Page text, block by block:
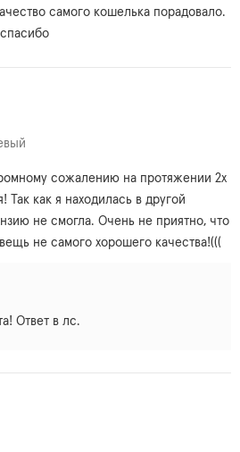
самого кошелька порадовало.
сожалению на протяжении 2х
Так как я находилась в другой
не смогла. Очень не приятно, что
не самого хорошего качества!(((
Ответ в лс.